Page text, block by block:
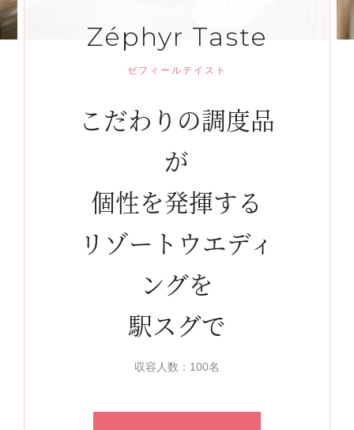
Zéphyr Taste
ゼフィールテイスト
こだわりの調度品
が
個性を発揮する
リゾートウエディ
ングを
駅スグで
収容人数：100名